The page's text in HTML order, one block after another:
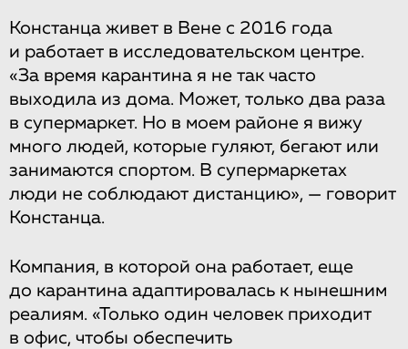
Констанца живет в Вене с 2016 года
и работает в исследовательском центре.
«За время карантина я не так часто
выходила из дома. Может, только два раза
в супермаркет. Но в моем районе я вижу
много людей, которые гуляют, бегают или
занимаются спортом. В супермаркетах
люди не соблюдают дистанцию», — говорит
Констанца.
Компания, в которой она работает, еще
до карантина адаптировалась к нынешним
реалиям. «Только один человек приходит
в офис, чтобы обеспечить